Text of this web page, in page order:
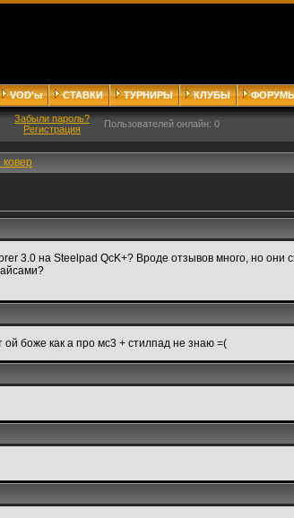
VOD'ы СТАВКИ ТУРНИРЫ КЛУБЫ
Забыли пароль?
Регистрация
Пользователей онлайн: 0
3.0 на Steelpad QcK+? Вроде отзывов много, но они
ой боже как а про мс3 + стилпад не знаю =(